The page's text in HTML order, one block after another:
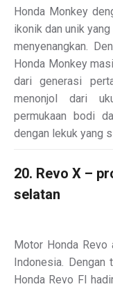
Honda Monkey
ikonik dan unik
menyenangkan.
Honda Monkey
dari generasi
menonjol dari
permukaan bodi
dengan lekuk yang
20. Revo X –
selatan
Motor Honda Revo
Indonesia. Dengan
Honda Revo FI